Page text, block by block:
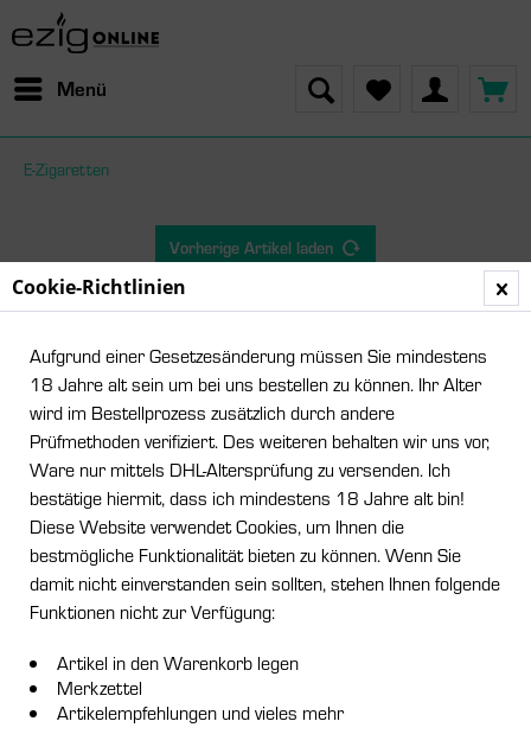
Menü
E-Zigaretten
Vorherige Artikel laden
Smok RPM Mesh Coil 0,4Ohm
Der RPM Mesh Coil 0,4 Ohm von Smok wurde speziell für Dampfer
entwickelt, die Wert auf ein perfektes Gleichgewicht zwischen
Technologie bietet der Coil eine größere...
2,99 € *
Cookie-Richtlinien
Aufgrund einer Gesetzesänderung müssen Sie mindestens
18 Jahre alt sein um bei uns bestellen zu können. Ihr Alter
wird im Bestellprozess zusätzlich durch andere
Prüfmethoden verifiziert. Des weiteren behalten wir uns vor,
Ware nur mittels DHL-Altersprüfung zu versenden. Ich
bestätige hiermit, dass ich mindestens 18 Jahre alt bin!
Diese Website verwendet Cookies, um Ihnen die
bestmögliche Funktionalität bieten zu können. Wenn Sie
damit nicht einverstanden sein sollten, stehen Ihnen folgende
Funktionen nicht zur Verfügung:
Artikel in den Warenkorb legen
Merkzettel
Artikelempfehlungen und vieles mehr